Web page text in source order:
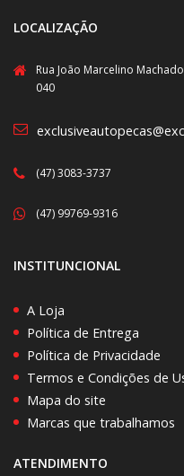
LOCALIZAÇÃO
Rua João Marcelino
040
(47) 3083-3737
(47) 99769-9316
INSTITUNCIONAL
A Loja
Política de Entrega
Política de Privacidade
Termos e Condições de
Mapa do site
Marcas que trabalhamos
ATENDIMENTO